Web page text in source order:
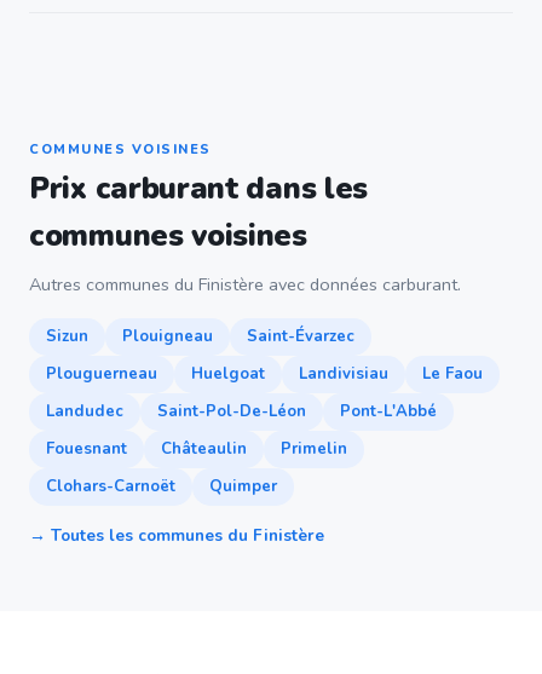
COMMUNES VOISINES
Prix carburant dans les
communes voisines
Autres communes du Finistère avec données carburant.
Sizun Plouigneau
Saint-Évarzec
Plouguerneau
Huelgoat Landivisiau
Le Faou
Landudec
Saint-Pol-De-Léon
Pont-L'Abbé
Fouesnant
Châteaulin
Primelin
Clohars-Carnoët
Quimper
→ Toutes les communes du Finistère